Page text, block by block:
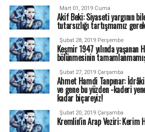
Mart 01, 2019 Cuma
Akif Beki: Siyaseti yargının
tutarsızlığı tartışmamız
Şubat 28, 2019 Perşembe
Keşmir 1947 yılında
bölünmesinin
Şubat 27, 2019 Çarşamba
Ahmet Hamdi Tanpınar:
ve gene bu yüzden -kaderi
kadar biçareyiz!
Şubat 20, 2019 Çarşamba
Kremlin'in Arap Veziri: Kerim